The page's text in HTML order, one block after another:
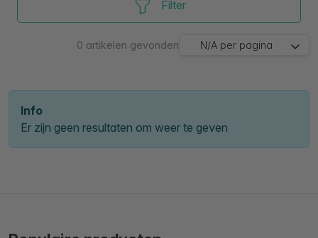
Filter
0 artikelen gevonden N/A per pagina
Info
Er zijn geen resultaten om weer te geven